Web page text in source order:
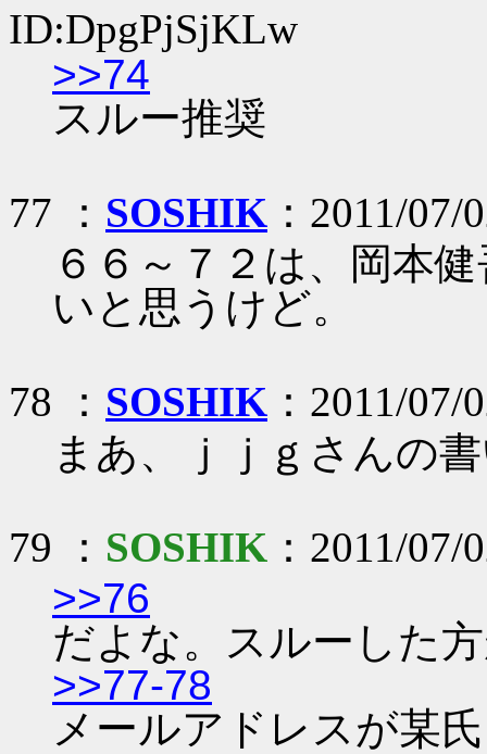
ID:DpgPjSjKLw
>>74
スルー推奨
77 ： SOSHIK ：2011/
６６～７２は、岡本
いと思うけど。
78 ： SOSHIK ：2011/
まあ、ｊｊｇさんの
79 ： SOSHIK ：2011/
>>76
だよな。スルーした
>>77-78
メールアドレスが某